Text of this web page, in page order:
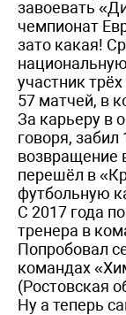
завоевать
чемпионат
зато какая!
участник
57 матчей, в
За карьеру в
говоря,
возвращение
перешёл в
футбольную
С 2017 года
тренера в
Попробовал
командах
(Ростовская
Ну а теперь